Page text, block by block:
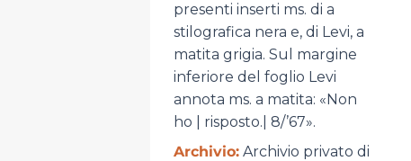
presenti inserti ms. di a
stilografica nera e, di Levi, a
matita grigia. Sul margine
inferiore del foglio Levi
annota ms. a matita: «Non
ho | risposto.| 8/’67».
Archivio:Archivio privato di